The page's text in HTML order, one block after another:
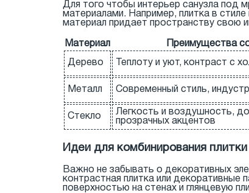
Для того чтобы интерьер санузла под
материалами. Например, плитка в
материал придает пространству свою
Материал Преимущества
Дерево Теплоту и уют, контраст с
Металл Современный стиль,
Стекло
Легкость и воздушность,
прозрачных акцентов
Идеи для комбинирования
Важно не забывать о декоративных
контрастная плитка или декоративные
поверхностью на стенах и глянцевую